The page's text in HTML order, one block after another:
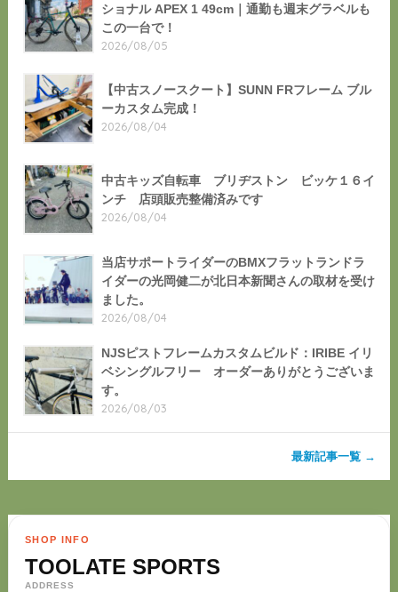
ショナル APEX 1 49cm｜通勤も週末グラベルも
この一台で！
2026/08/05
【中古スノースクート】SUNN FRフレーム ブル
ーカスタム完成！
2026/08/04
中古キッズ自転車 ブリヂストン ビッケ１６イ
ンチ 店頭販売整備済みです
2026/08/04
当店サポートライダーのBMXフラットランドラ
イダーの光岡健二が北日本新聞さんの取材を受け
ました。
2026/08/04
NJSピストフレームカスタムビルド：IRIBE イリ
ベシングルフリー オーダーありがとうございま
す。
2026/08/03
最新記事一覧 →
SHOP INFO
TOOLATE SPORTS
ADDRESS